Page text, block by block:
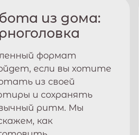
из дома:
формат
если вы хотите
из своей
и сохранять
ритм. Мы
как